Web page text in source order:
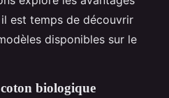
est temps de découvrir
disponibles sur le
biologique